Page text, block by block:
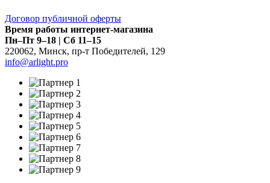
Договор публичной оферты
Время работы интернет-магазина
Пн–Пт 9–18 | Сб 11–15
220062, Минск, пр-т Победителей, 129
info@arlight.pro